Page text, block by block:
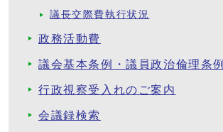
議長交際費執行状況
政務活動費
議会基本条例・議員政治倫理条例
行政視察受入れのご案内
会議録検索